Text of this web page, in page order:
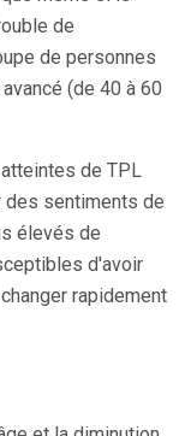
de
de personnes
(de 40 à 60
de TPL
sentiments de
élevés de
d'avoir
rapidement